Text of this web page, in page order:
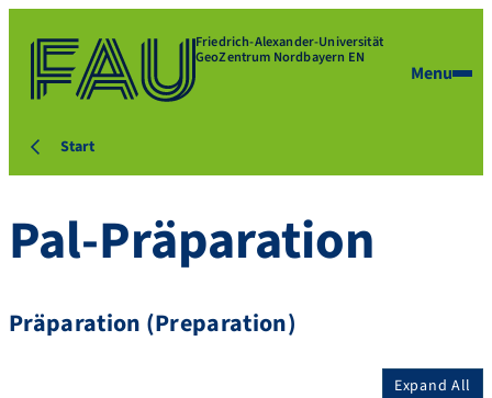
Friedrich-Alexander-Universität
GeoZentrum Nordbayern EN
Menu
Start
Pal-Präparation
Präparation (Preparation)
Expand All